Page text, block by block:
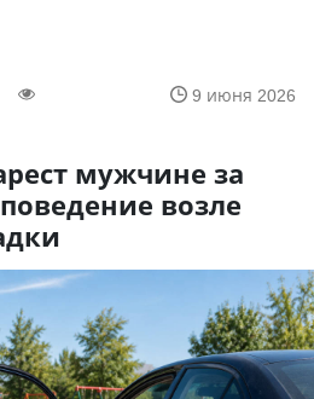
9 июня 2026
мужчине за
возле